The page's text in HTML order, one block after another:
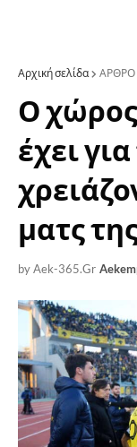
Αρχική σελίδα ΑΡΘΡΟ
Ο
έχει
ματς
by Aek-365.Gr